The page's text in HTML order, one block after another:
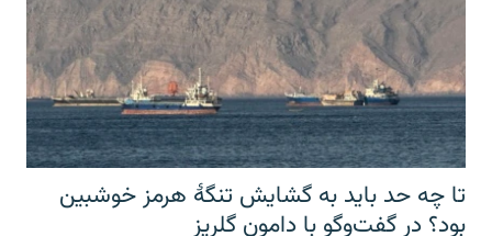
تا چه حد باید به گشایش تنگهٔ هرمز خوشبین
بود؟ در گفت‌وگو با دامون گلریز